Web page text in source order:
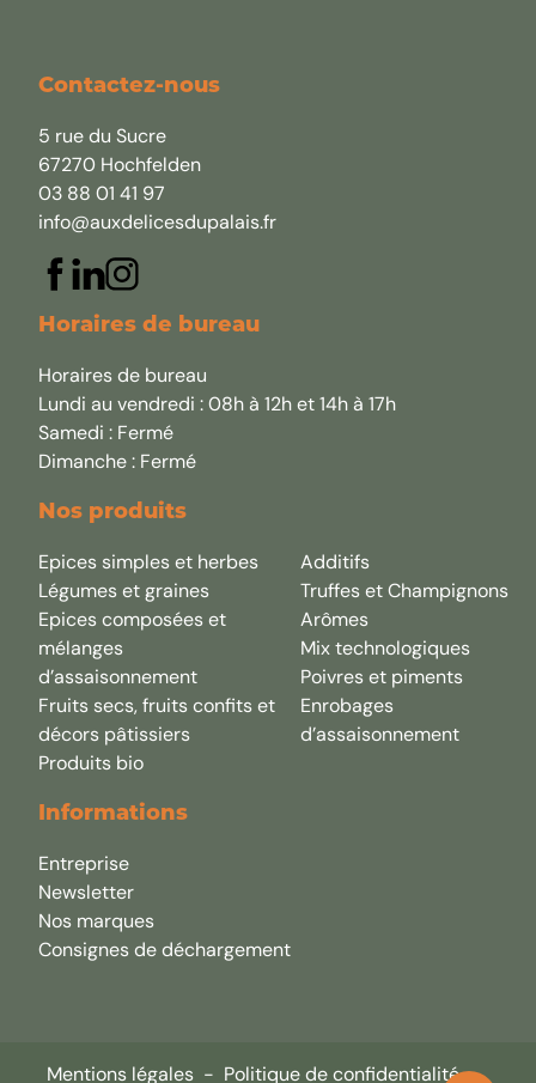
Contactez-nous
5 rue du Sucre
67270 Hochfelden
03 88 01 41 97
info@auxdelicesdupalais.fr
Horaires de bureau
Horaires de bureau
Lundi au vendredi : 08h à 12h et 14h à 17h
Samedi : Fermé
Dimanche : Fermé
Nos produits
Epices simples et herbes
Légumes et graines
Epices composées et
mélanges
d’assaisonnement
Fruits secs, fruits confits et
décors pâtissiers
Produits bio
Additifs
Truffes et Champignons
Arômes
Mix technologiques
Poivres et piments
Enrobages
d’assaisonnement
Informations
Entreprise
Newsletter
Nos marques
Consignes de déchargement
Mentions légales - Politique de confidentialité -